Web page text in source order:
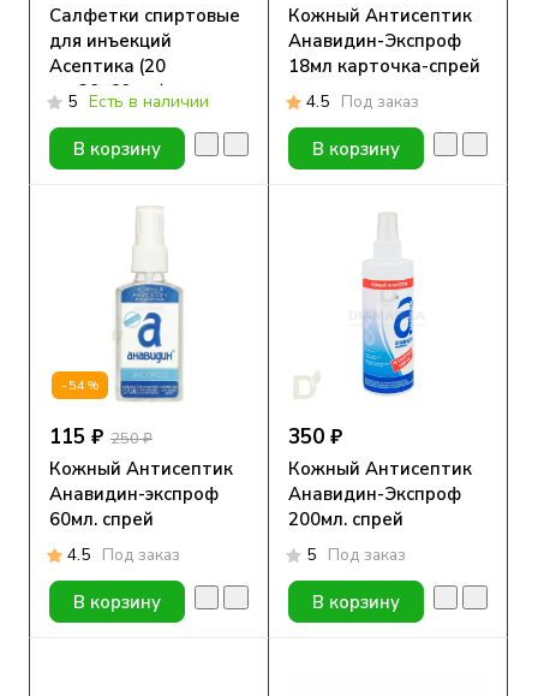
Салфетки спиртовые
для инъекций
Асептика (20
шт.30х60 мм)
5 Есть в наличии
В корзину
Кожный Антисептик
Анавидин-Экспроф
18мл карточка-спрей
4.5 Под заказ
В корзину
-54%
115 ₽ 250 ₽
Кожный Антисептик
Анавидин-экспроф
60мл. спрей
4.5 Под заказ
В корзину
350 ₽
Кожный Антисептик
Анавидин-Экспроф
200мл. спрей
5 Под заказ
В корзину